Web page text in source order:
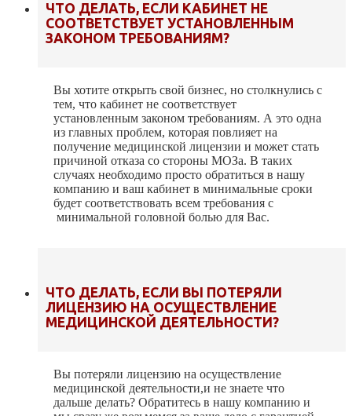
ЧТО ДЕЛАТЬ, ЕСЛИ КАБИНЕТ НЕ
СООТВЕТСТВУЕТ УСТАНОВЛЕННЫМ
ЗАКОНОМ ТРЕБОВАНИЯМ?
Вы хотите открыть свой бизнес, но столкнулись с
тем, что кабинет не соответствует
установленным законом требованиям. А это одна
из главных проблем, которая повлияет на
получение медицинской лицензии и может стать
причиной отказа со стороны МОЗа. В таких
случаях необходимо просто обратиться в нашу
компанию и ваш кабинет в минимальные сроки
будет соответствовать всем требования с
минимальной головной болью для Вас.
ЧТО ДЕЛАТЬ, ЕСЛИ ВЫ ПОТЕРЯЛИ
ЛИЦЕНЗИЮ НА ОСУЩЕСТВЛЕНИЕ
МЕДИЦИНСКОЙ ДЕЯТЕЛЬНОСТИ?
Вы потеряли лицензию на осуществление
медицинской деятельности,и не знаете что
дальше делать? Обратитесь в нашу компанию и